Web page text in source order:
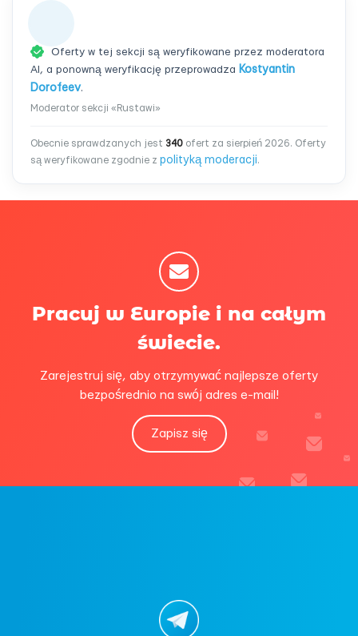
Oferty w tej sekcji są weryfikowane przez moderatora
AI, a ponowną weryfikację przeprowadza Kostyantin
Dorofeev.
Moderator sekcji «Rustawi»
Obecnie sprawdzanych jest 340 ofert za sierpień 2026. Oferty
są weryfikowane zgodnie z polityką moderacji.
Pracuj w Europie i na całym
świecie.
Zarejestruj się, aby otrzymywać najlepsze oferty
bezpośrednio na swój adres e-mail!
Zapisz się